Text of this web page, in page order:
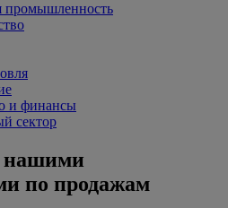
промышленность
и финансы
сектор
нашими
по продажам